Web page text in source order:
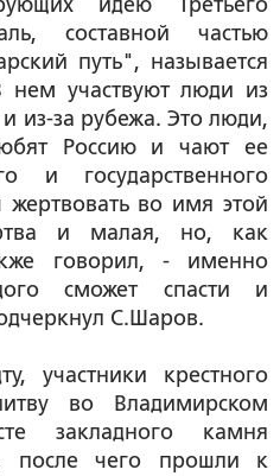
идею Третьего
составной частью
путь", называется
нем участвуют люди из
из-за рубежа. Это люди,
Россию и чают ее
и государственного
во имя этой
и малая, но, как
говорил, - именно
сможет спасти и
С.Шаров.
участники крестного
во Владимирском
закладного камня
после чего прошли к